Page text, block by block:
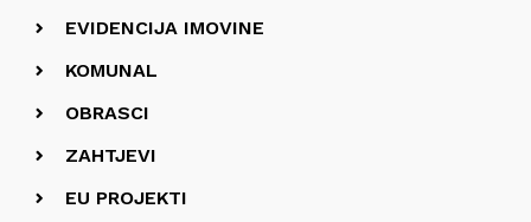
EVIDENCIJA IMOVINE
KOMUNAL
OBRASCI
ZAHTJEVI
EU PROJEKTI